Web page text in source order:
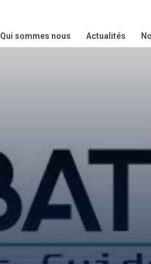
Qui sommes nous Actualités